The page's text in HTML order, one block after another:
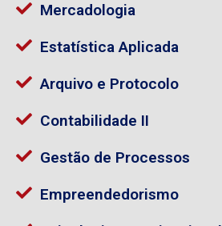
Mercadologia
Estatística Aplicada
Arquivo e Protocolo
Contabilidade II
Gestão de Processos
Empreendedorismo